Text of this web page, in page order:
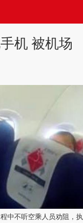
机 被机场
中不听空乘人员劝阻，执